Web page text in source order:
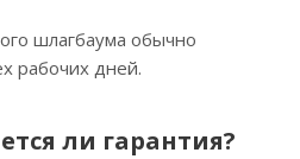
шлагбаума обычно
рабочих дней.
ли гарантия?